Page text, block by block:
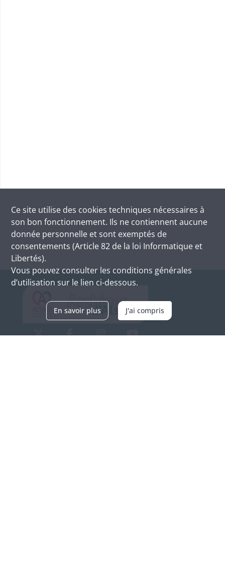
Ce site utilise des cookies techniques nécessaires à
son bon fonctionnement. Ils ne contiennent aucune
donnée personnelle et sont exemptés de
consentements (Article 82 de la loi Informatique et
Libertés).
Vous pouvez consulter les conditions générales
d’utilisation sur le lien ci-dessous.
En savoir plus J'ai compris